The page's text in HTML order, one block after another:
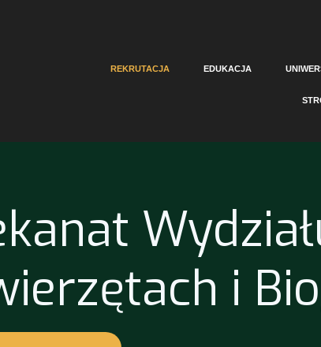
REKRUTACJA EDUKACJA
i